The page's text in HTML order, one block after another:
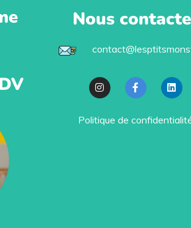
Nous
Politique de